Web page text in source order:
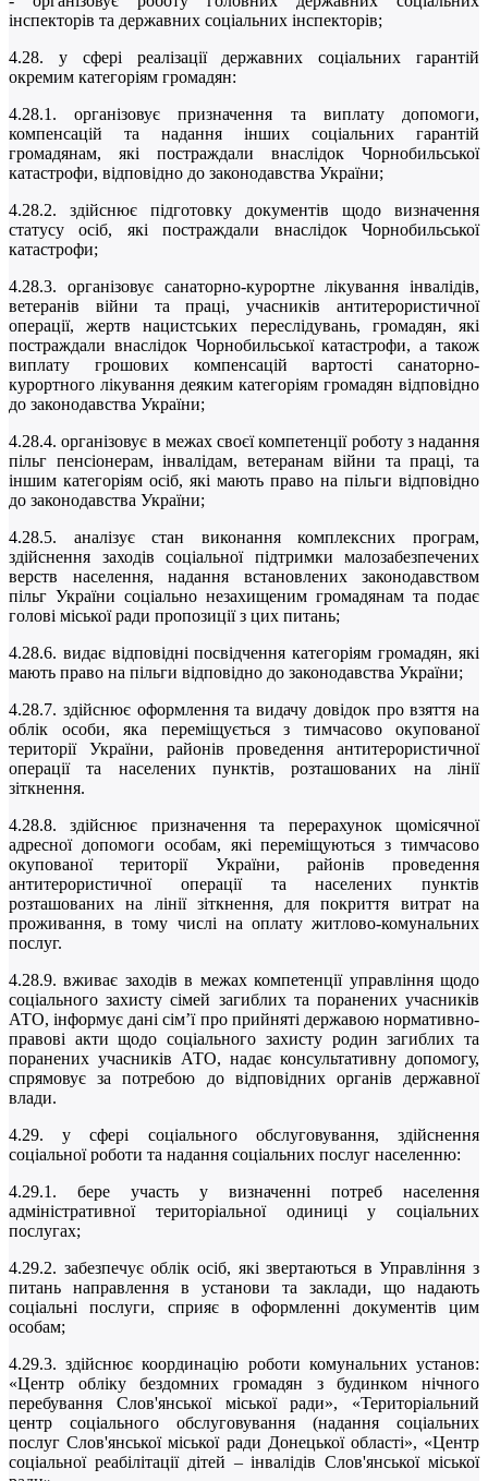
інспекторів та державних соціальних інспекторів;
4.28. у сфері реалізації державних соціальних гарантій
окремим категоріям громадян:
4.28.1. організовує призначення та виплату допомоги,
компенсацій та надання інших соціальних гарантій
громадянам, які постраждали внаслідок Чорнобильської
катастрофи, відповідно до законодавства України;
4.28.2. здійснює підготовку документів щодо визначення
статусу осіб, які постраждали внаслідок Чорнобильської
катастрофи;
4.28.3. організовує санаторно-курортне лікування інвалідів,
ветеранів війни та праці, учасників антитерористичної
операції, жертв нацистських переслідувань, громадян, які
постраждали внаслідок Чорнобильської катастрофи, а також
виплату грошових компенсацій вартості санаторно-
курортного лікування деяким категоріям громадян відповідно
до законодавства України;
4.28.4. організовує в межах своєї компетенції роботу з надання
пільг пенсіонерам, інвалідам, ветеранам війни та праці, та
іншим категоріям осіб, які мають право на пільги відповідно
до законодавства України;
4.28.5. аналізує стан виконання комплексних програм,
здійснення заходів соціальної підтримки малозабезпечених
верств населення, надання встановлених законодавством
пільг України соціально незахищеним громадянам та подає
голові міської ради пропозиції з цих питань;
4.28.6. видає відповідні посвідчення категоріям громадян, які
мають право на пільги відповідно до законодавства України;
4.28.7. здійснює оформлення та видачу довідок про взяття на
облік особи, яка переміщується з тимчасово окупованої
території України, районів проведення антитерористичної
операції та населених пунктів, розташованих на лінії
зіткнення.
4.28.8. здійснює призначення та перерахунок щомісячної
адресної допомоги особам, які переміщуються з тимчасово
окупованої території України, районів проведення
антитерористичної операції та населених пунктів
розташованих на лінії зіткнення, для покриття витрат на
проживання, в тому числі на оплату житлово-комунальних
послуг.
4.28.9. вживає заходів в межах компетенції управління щодо
соціального захисту сімей загиблих та поранених учасників
АТО, інформує дані сім’ї про прийняті державою нормативно-
правові акти щодо соціального захисту родин загиблих та
поранених учасників АТО, надає консультативну допомогу,
спрямовує за потребою до відповідних органів державної
влади.
4.29. у сфері соціального обслуговування, здійснення
соціальної роботи та надання соціальних послуг населенню:
4.29.1. бере участь у визначенні потреб населення
адміністративної територіальної одиниці у соціальних
послугах;
4.29.2. забезпечує облік осіб, які звертаються в Управління з
питань направлення в установи та заклади, що надають
соціальні послуги, сприяє в оформленні документів цим
особам;
4.29.3. здійснює координацію роботи комунальних установ:
«Центр обліку бездомних громадян з будинком нічного
перебування Слов'янської міської ради», «Територіальний
центр соціального обслуговування (надання соціальних
послуг Слов'янської міської ради Донецької області», «Центр
соціальної реабілітації дітей – інвалідів Слов'янської міської